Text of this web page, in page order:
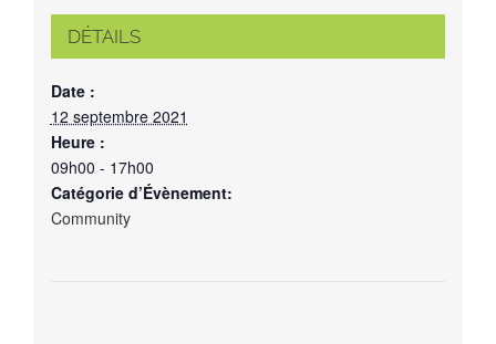
DÉTAILS
Date :
12 septembre 2021
Heure :
09h00 - 17h00
Catégorie d’Évènement:
Community